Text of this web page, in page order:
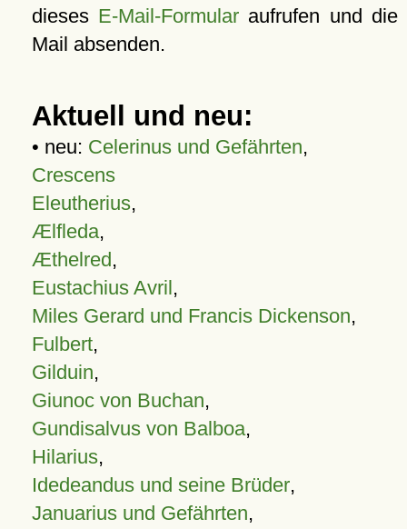
dieses E-Mail-Formular aufrufen und die
Mail absenden.
Aktuell und neu:
• neu: Celerinus und Gefährten,
Crescens
Eleutherius,
Ælfleda,
Æthelred,
Eustachius Avril,
Miles Gerard und Francis Dickenson,
Fulbert,
Gilduin,
Giunoc von Buchan,
Gundisalvus von Balboa,
Hilarius,
Idedeandus und seine Brüder,
Januarius und Gefährten,